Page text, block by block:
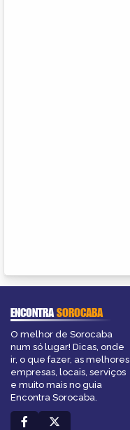
ENCONTRASOROCABA
O melhor de Sorocaba
num só lugar! Dicas, onde
ir, o que fazer, as melhores
empresas, locais, serviços
e muito mais no guia
Encontra Sorocaba.